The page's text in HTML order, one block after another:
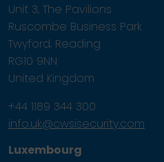
Unit 3, The Pavilions
Ruscombe Business Park
Twyford, Reading
RG10 9NN
United Kingdom
+44 1189 344 300
info.uk@cwsisecurity.com
Luxembourg